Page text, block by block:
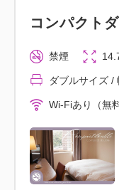
コンパクト
禁煙
ダブルサイズ /
Wi-Fiあり（無料